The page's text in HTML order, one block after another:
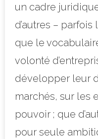
un cadre
d’autres – parfois
que le
volonté
développer leur
marchés, sur les
pouvoir ; que
pour seule